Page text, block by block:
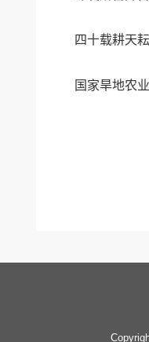
四十载耕天
国家旱地农